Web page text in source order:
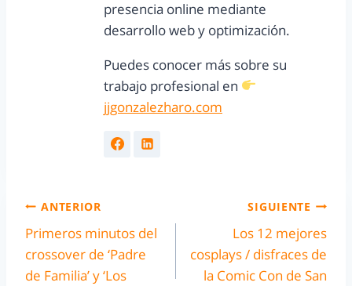
presencia online mediante
desarrollo web y optimización.
Puedes conocer más sobre su
trabajo profesional en
jjgonzalezharo.com
ANTERIOR
Primeros minutos del
crossover de ‘Padre
de Familia’ y ‘Los
SIGUIENTE
Los 12 mejores
cosplays / disfraces de
la Comic Con de San